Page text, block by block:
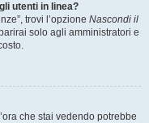
utenti in linea?
trovi l’opzione Nascondi il
solo agli amministratori e
che stai vedendo potrebbe